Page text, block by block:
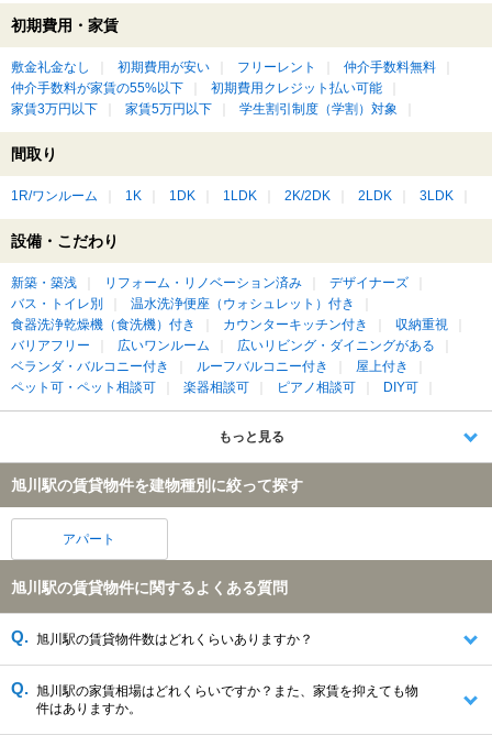
初期費用・家賃
敷金礼金なし 初期費用が安い フリーレント
仲介手数料無料
仲介手数料が家賃の55%以下
初期費用クレジット払い可能
家賃3万円以下
家賃5万円以下 学生割引制度（学割）対象
間取り
1R/ワンルーム 1K 1DK 1LDK 2K/2DK 2LDK 3LDK
設備・こだわり
新築・築浅 リフォーム・リノベーション済み
デザイナーズ
バス・トイレ別
温水洗浄便座（ウォシュレット）付き
食器洗浄乾燥機（食洗機）付き
カウンターキッチン付き
収納重視
バリアフリー
広いワンルーム
広いリビング・ダイニングがある
ベランダ・バルコニー付き
ルーフバルコニー付き
屋上付き
ペット可・ペット相談可
楽器相談可 ピアノ相談可 DIY可
もっと見る
旭川駅の賃貸物件を建物種別に絞って探す
アパート
旭川駅の賃貸物件に関するよくある質問
旭川駅の賃貸物件数はどれくらいありますか？
旭川駅の家賃相場はどれくらいですか？また、家賃を抑えても物
件はありますか。